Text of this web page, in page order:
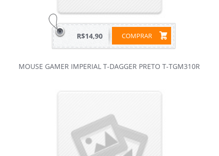
COMPRAR
R$14,90
MOUSE GAMER IMPERIAL T-DAGGER PRETO T-TGM310R